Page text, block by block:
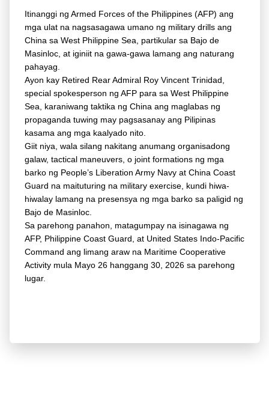
Itinanggi ng Armed Forces of the Philippines (AFP) ang
mga ulat na nagsasagawa umano ng military drills ang
China sa West Philippine Sea, partikular sa Bajo de
Masinloc, at iginiit na gawa-gawa lamang ang naturang
pahayag.
Ayon kay Retired Rear Admiral Roy Vincent Trinidad,
special spokesperson ng AFP para sa West Philippine
Sea, karaniwang taktika ng China ang maglabas ng
propaganda tuwing may pagsasanay ang Pilipinas
kasama ang mga kaalyado nito.
Giit niya, wala silang nakitang anumang organisadong
galaw, tactical maneuvers, o joint formations ng mga
barko ng People’s Liberation Army Navy at China Coast
Guard na maituturing na military exercise, kundi hiwa-
hiwalay lamang na presensya ng mga barko sa paligid ng
Bajo de Masinloc.
Sa parehong panahon, matagumpay na isinagawa ng
AFP, Philippine Coast Guard, at United States Indo-Pacific
Command ang limang araw na Maritime Cooperative
Activity mula Mayo 26 hanggang 30, 2026 sa parehong
lugar.